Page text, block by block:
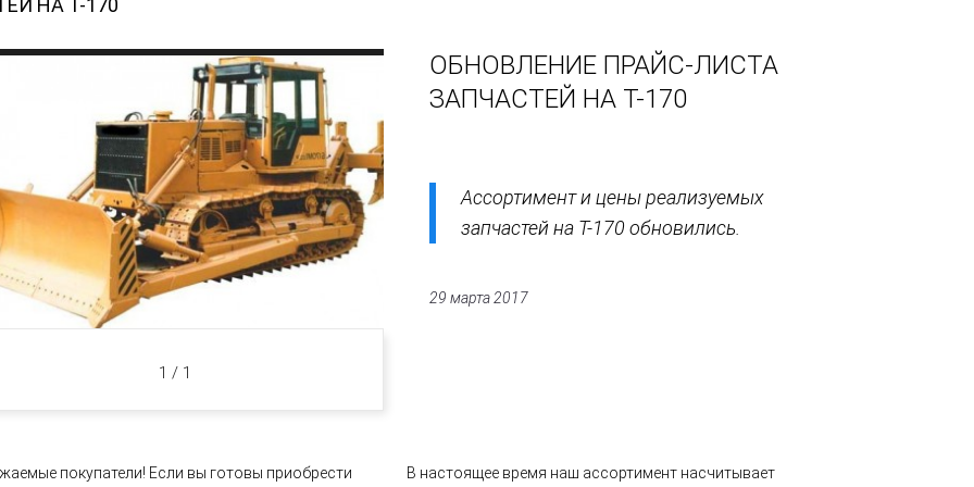
1 / 1
ОБНОВЛЕНИЕ ПРАЙС-ЛИСТА
ЗАПЧАСТЕЙ НА Т-170
Ассортимент и цены реализуемых
запчастей на Т-170 обновились.
29 марта 2017
покупатели! Если вы готовы приобрести В настоящее время наш ассортимент насчитывает